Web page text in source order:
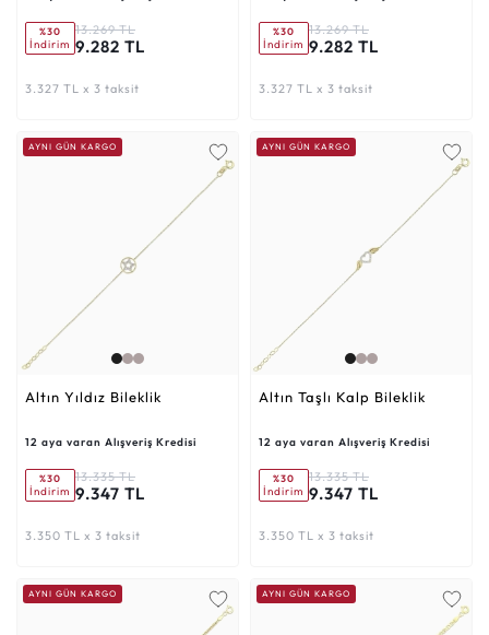
%30
İndirim
13.269 TL
9.282 TL
3.327 TL x 3 taksit
%30
İndirim
13.269 TL
9.282 TL
3.327 TL x 3 taksit
AYNI GÜN KARGO
Altın Yıldız Bileklik
12 aya varan Alışveriş Kredisi
%30
İndirim
13.335 TL
9.347 TL
3.350 TL x 3 taksit
AYNI GÜN KARGO
Altın Taşlı Kalp Bileklik
12 aya varan Alışveriş Kredisi
%30
İndirim
13.335 TL
9.347 TL
3.350 TL x 3 taksit
AYNI GÜN KARGO AYNI GÜN KARGO